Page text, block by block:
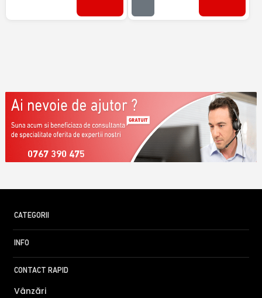
0767 390 475
CATEGORII
INFO
CONTACT RAPID
Vânzări